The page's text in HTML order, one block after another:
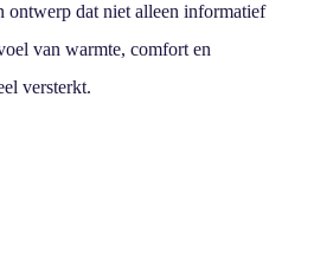
ontwerp dat niet alleen informatief
van warmte, comfort en
versterkt.